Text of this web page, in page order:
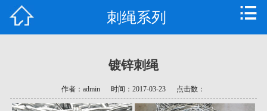
新闻资讯
刺绳系列
镀锌刺绳
作者：admin 时间：2017-03-23 点击数：